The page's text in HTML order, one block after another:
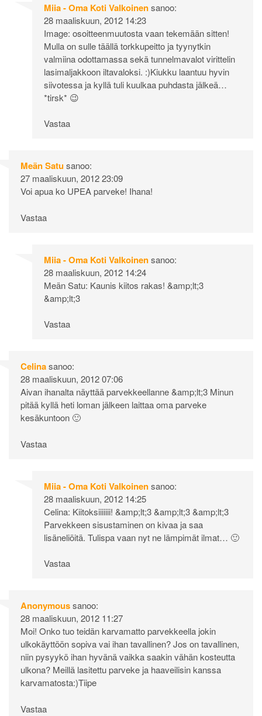
Miia - Oma Koti Valkoinensanoo:
28 maaliskuun, 2012 14:23
Image: osoitteenmuutosta vaan tekemään sitten!
Mulla on sulle täällä torkkupeitto ja tyynytkin
valmiina odottamassa sekä tunnelmavalot virittelin
lasimaljakkoon iltavaloksi. :)Kiukku laantuu hyvin
siivotessa ja kyllä tuli kuulkaa puhdasta jälkeä…
*tirsk* 😉
Vastaa
Meän Satusanoo:
27 maaliskuun, 2012 23:09
Voi apua ko UPEA parveke! Ihana!
Vastaa
Miia - Oma Koti Valkoinensanoo:
28 maaliskuun, 2012 14:24
Meän Satu: Kaunis kiitos rakas! &amp;lt;3
&amp;lt;3
Vastaa
Celinasanoo:
28 maaliskuun, 2012 07:06
Aivan ihanalta näyttää parvekkeellanne &amp;lt;3 Minun
pitää kyllä heti loman jälkeen laittaa oma parveke
kesäkuntoon 🙂
Vastaa
Miia - Oma Koti Valkoinensanoo:
28 maaliskuun, 2012 14:25
Celina: Kiitoksiiiiiii! &amp;lt;3 &amp;lt;3 &amp;lt;3
Parvekkeen sisustaminen on kivaa ja saa
lisäneliöitä. Tulispa vaan nyt ne lämpimät ilmat… 🙂
Vastaa
Anonymoussanoo:
28 maaliskuun, 2012 11:27
Moi! Onko tuo teidän karvamatto parvekkeella jokin
ulkokäyttöön sopiva vai ihan tavallinen? Jos on tavallinen,
niin pysyykö ihan hyvänä vaikka saakin vähän kosteutta
ulkona? Meillä lasitettu parveke ja haaveilisin kanssa
karvamatosta:)Tiipe
Vastaa